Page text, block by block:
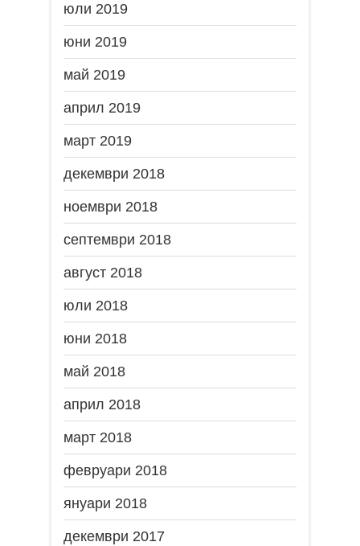
юли 2019
юни 2019
май 2019
април 2019
март 2019
декември 2018
ноември 2018
септември 2018
август 2018
юли 2018
юни 2018
май 2018
април 2018
март 2018
февруари 2018
януари 2018
декември 2017